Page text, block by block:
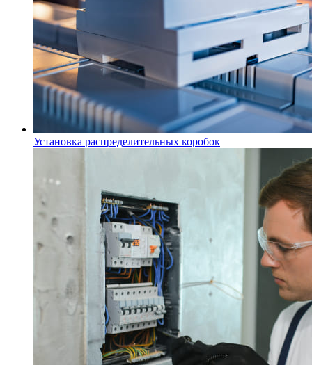
Установка распределительных коробок